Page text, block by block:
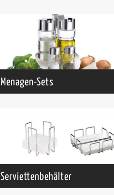
Menagen-Sets
Serviettenbehälter